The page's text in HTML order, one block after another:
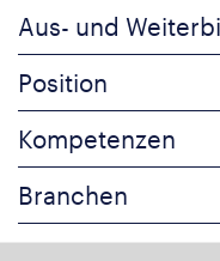
Aus- und
Position
Kompetenzen
Branchen